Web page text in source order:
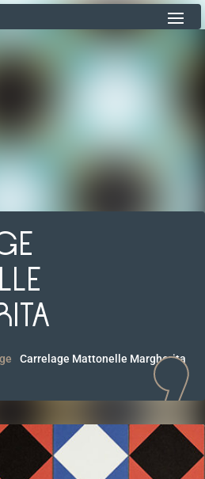
Carrelage Mattonelle Margherita